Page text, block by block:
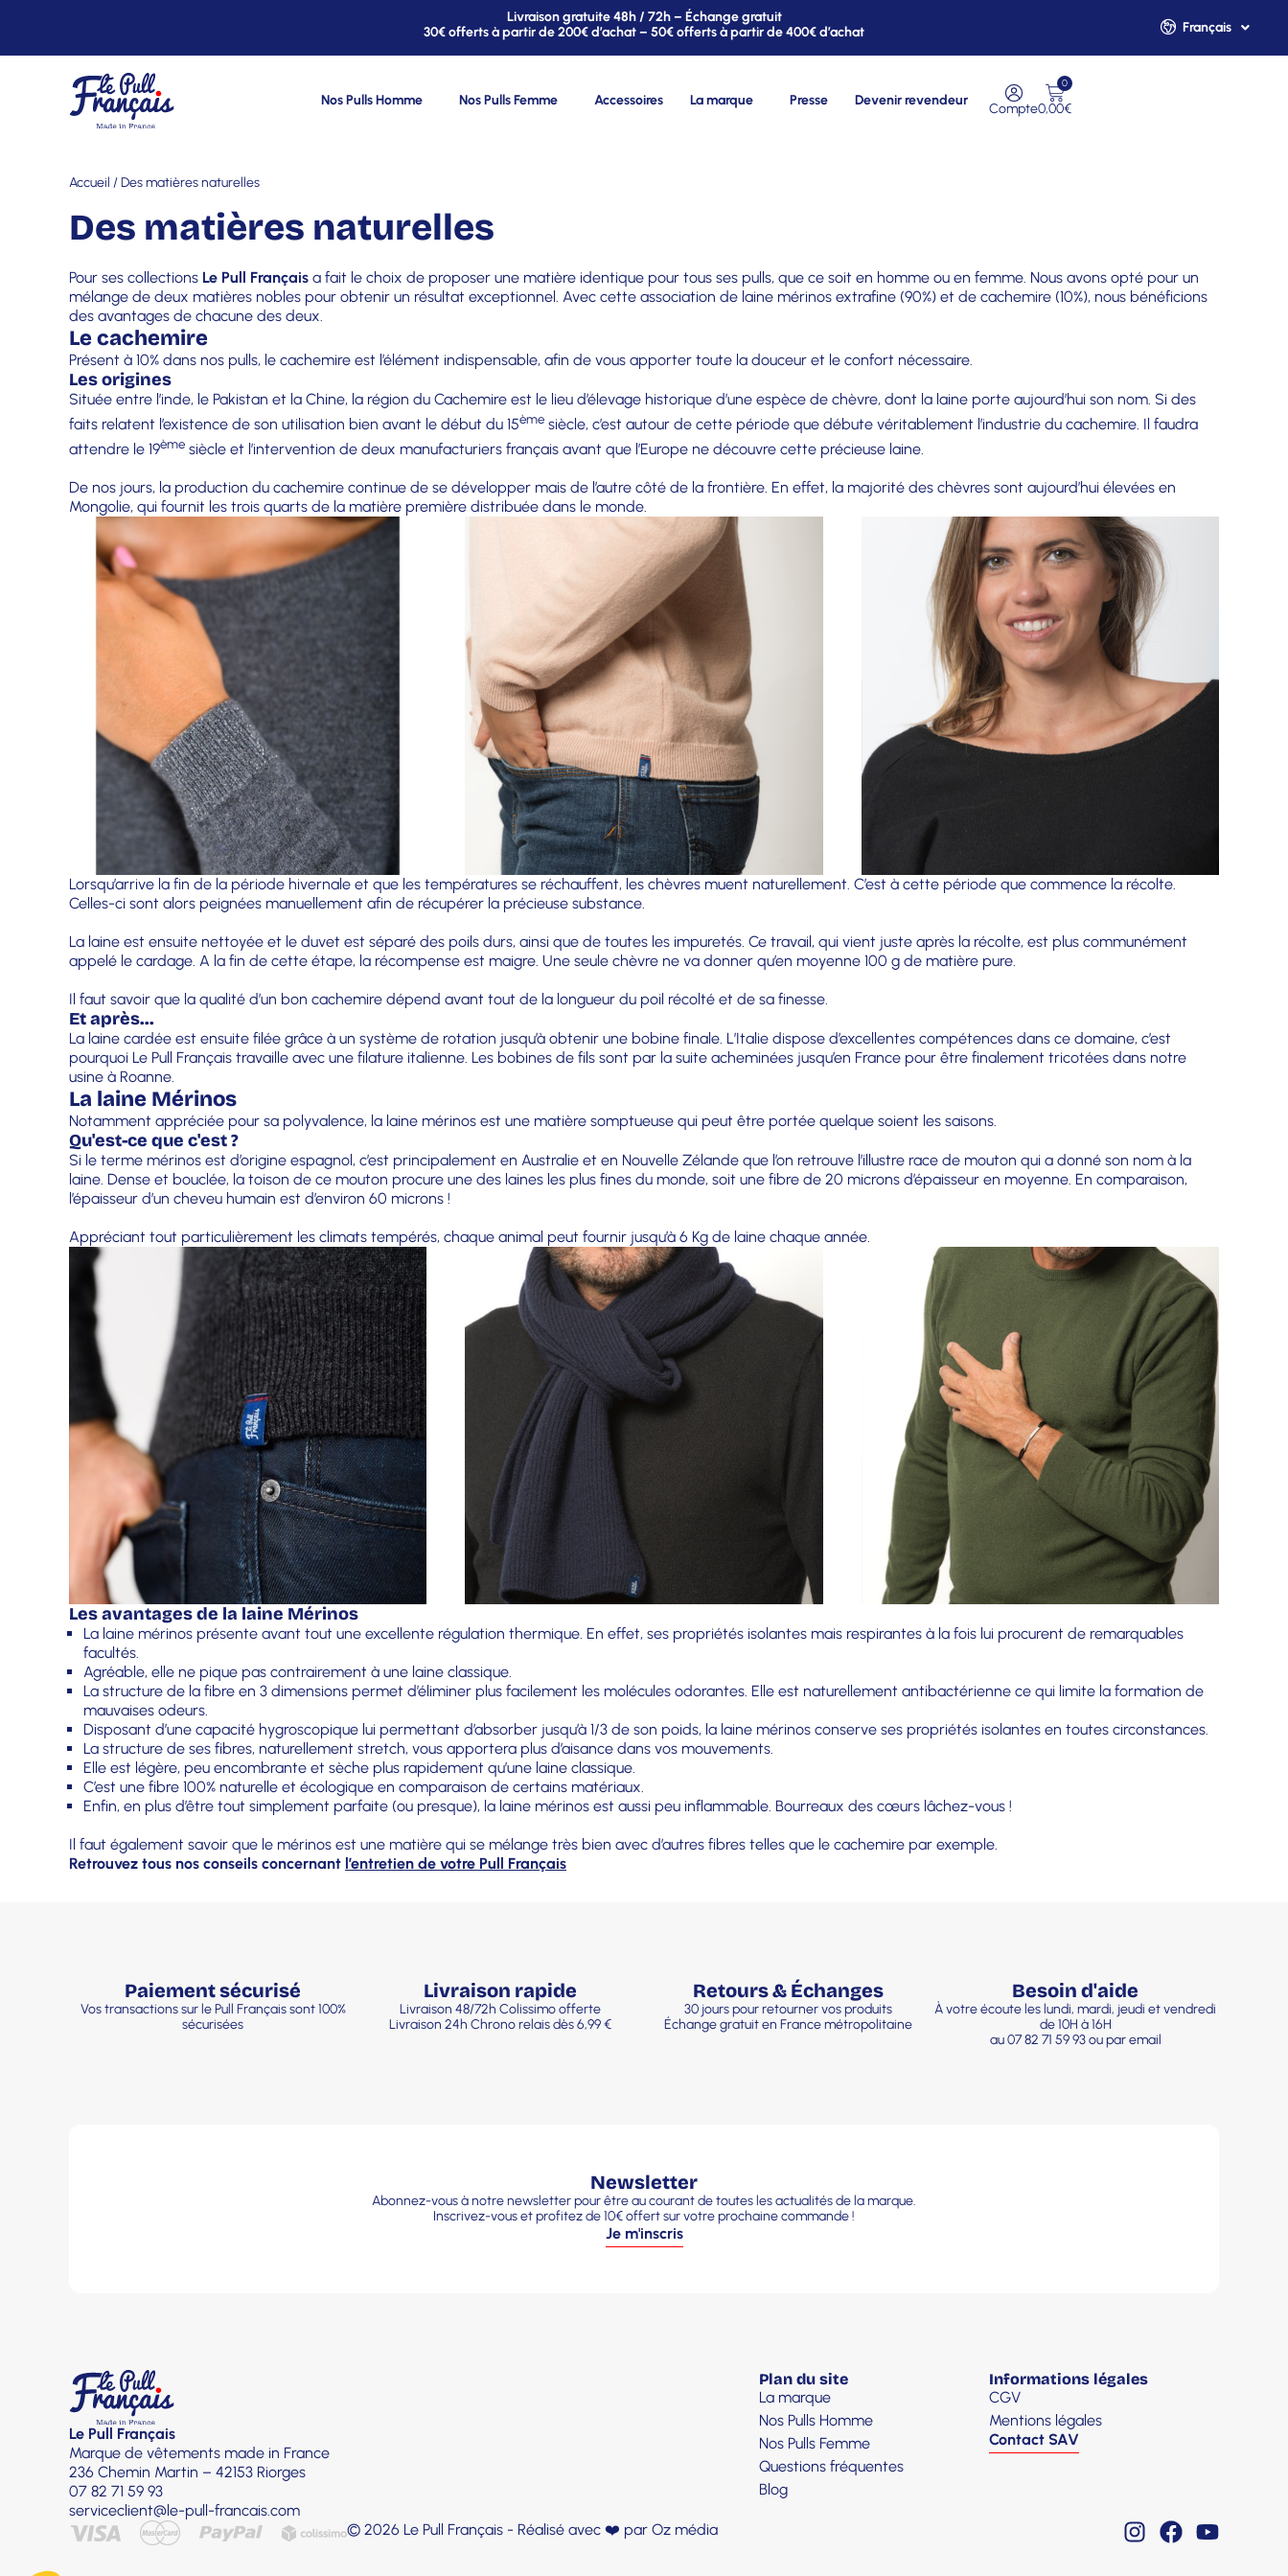
Livraison gratuite 48h / 72h – Échange gratuit
30€ offerts à partir de 200€ d’achat – 50€ offerts à partir de 400€ d’achat
Français
English
Nos Pulls Homme Nos Pulls Femme Accessoires La marque Presse Devenir revendeur
Compte0,00€
0
Accueil / Des matières naturelles
Des matières naturelles
Pour ses collections Le Pull Français a fait le choix de proposer une matière identique pour tous ses pulls, que ce soit en homme ou en femme. Nous avons opté pour un
mélange de deux matières nobles pour obtenir un résultat exceptionnel. Avec cette association de laine mérinos extrafine (90%) et de cachemire (10%), nous bénéficions
des avantages de chacune des deux.
Le cachemire
Présent à 10% dans nos pulls, le cachemire est l’élément indispensable, afin de vous apporter toute la douceur et le confort nécessaire.
Les origines
Située entre l’inde, le Pakistan et la Chine, la région du Cachemire est le lieu d’élevage historique d’une espèce de chèvre, dont la laine porte aujourd’hui son nom. Si des
faits relatent l’existence de son utilisation bien avant le début du 15ème siècle, c’est autour de cette période que débute véritablement l’industrie du cachemire. Il faudra
attendre le 19ème siècle et l’intervention de deux manufacturiers français avant que l’Europe ne découvre cette précieuse laine.
De nos jours, la production du cachemire continue de se développer mais de l’autre côté de la frontière. En effet, la majorité des chèvres sont aujourd’hui élevées en
Mongolie, qui fournit les trois quarts de la matière première distribuée dans le monde.
Lorsqu’arrive la fin de la période hivernale et que les températures se réchauffent, les chèvres muent naturellement. C’est à cette période que commence la récolte.
Celles-ci sont alors peignées manuellement afin de récupérer la précieuse substance.
La laine est ensuite nettoyée et le duvet est séparé des poils durs, ainsi que de toutes les impuretés. Ce travail, qui vient juste après la récolte, est plus communément
appelé le cardage. A la fin de cette étape, la récompense est maigre. Une seule chèvre ne va donner qu’en moyenne 100 g de matière pure.
Il faut savoir que la qualité d’un bon cachemire dépend avant tout de la longueur du poil récolté et de sa finesse.
Et après...
La laine cardée est ensuite filée grâce à un système de rotation jusqu’à obtenir une bobine finale. L’Italie dispose d’excellentes compétences dans ce domaine, c’est
pourquoi Le Pull Français travaille avec une filature italienne. Les bobines de fils sont par la suite acheminées jusqu’en France pour être finalement tricotées dans notre
usine à Roanne.
La laine Mérinos
Notamment appréciée pour sa polyvalence, la laine mérinos est une matière somptueuse qui peut être portée quelque soient les saisons.
Qu'est-ce que c'est ?
Si le terme mérinos est d’origine espagnol, c’est principalement en Australie et en Nouvelle Zélande que l’on retrouve l’illustre race de mouton qui a donné son nom à la
laine. Dense et bouclée, la toison de ce mouton procure une des laines les plus fines du monde, soit une fibre de 20 microns d’épaisseur en moyenne. En comparaison,
l’épaisseur d’un cheveu humain est d’environ 60 microns !
Appréciant tout particulièrement les climats tempérés, chaque animal peut fournir jusqu’à 6 Kg de laine chaque année.
Les avantages de la laine Mérinos
La laine mérinos présente avant tout une excellente régulation thermique. En effet, ses propriétés isolantes mais respirantes à la fois lui procurent de remarquables
facultés.
Agréable, elle ne pique pas contrairement à une laine classique.
La structure de la fibre en 3 dimensions permet d’éliminer plus facilement les molécules odorantes. Elle est naturellement antibactérienne ce qui limite la formation de
mauvaises odeurs.
Disposant d’une capacité hygroscopique lui permettant d’absorber jusqu’à 1/3 de son poids, la laine mérinos conserve ses propriétés isolantes en toutes circonstances.
La structure de ses fibres, naturellement stretch, vous apportera plus d’aisance dans vos mouvements.
Elle est légère, peu encombrante et sèche plus rapidement qu’une laine classique.
C’est une fibre 100% naturelle et écologique en comparaison de certains matériaux.
Enfin, en plus d’être tout simplement parfaite (ou presque), la laine mérinos est aussi peu inflammable. Bourreaux des cœurs lâchez-vous !
Il faut également savoir que le mérinos est une matière qui se mélange très bien avec d’autres fibres telles que le cachemire par exemple.
Retrouvez tous nos conseils concernant l’entretien de votre Pull Français
Paiement sécurisé
Vos transactions sur le Pull Français sont 100%
sécurisées
Livraison rapide
Livraison 48/72h Colissimo offerte
Livraison 24h Chrono relais dès 6,99 €
Retours & Échanges
30 jours pour retourner vos produits
Échange gratuit en France métropolitaine
Besoin d'aide
À votre écoute les lundi, mardi, jeudi et vendredi
de 10H à 16H
au 07 82 71 59 93 ou par email
Newsletter
Abonnez-vous à notre newsletter pour être au courant de toutes les actualités de la marque.
Inscrivez-vous et profitez de 10€ offert sur votre prochaine commande !
Je m'inscris
Le Pull Français
Marque de vêtements made in France
236 Chemin Martin – 42153 Riorges
07 82 71 59 93
serviceclient@le-pull-francais.com
Plan du site
La marque
Nos Pulls Homme
Nos Pulls Femme
Questions fréquentes
Blog
Informations légales
CGV
Mentions légales
Contact SAV
© 2026 Le Pull Français - Réalisé avec ❤️ par Oz média